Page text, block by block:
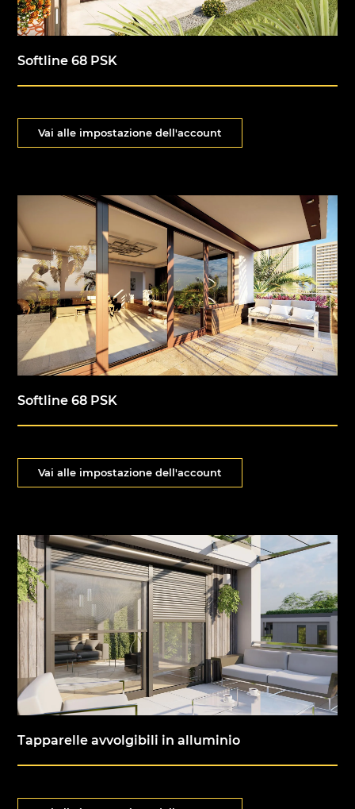
Softline 68 PSK
Vai alle impostazione dell'account
Softline 68 PSK
Vai alle impostazione dell'account
Tapparelle avvolgibili in alluminio